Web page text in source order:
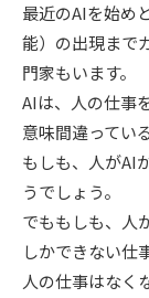
最近のAIを始め
能）の出現まで
門家もいます。
AIは、人の仕事
意味間違ってい
もしも、人がAI
うでしょう。
でももしも、人
しかできない仕
人の仕事はなく